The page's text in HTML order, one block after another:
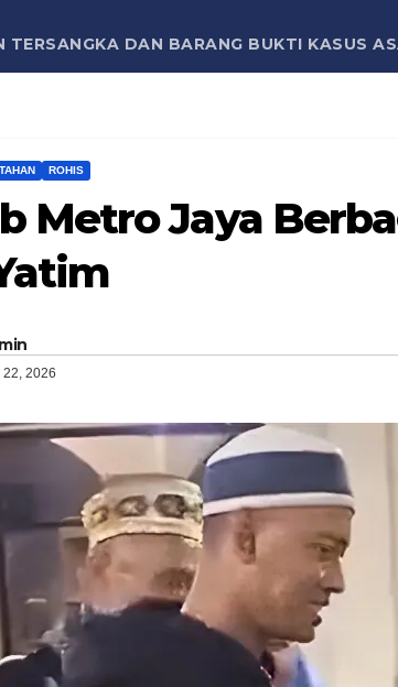
TERSANGKA DAN BARANG BUKTI KASUS
ROHIS
Metro Jaya
22, 2026